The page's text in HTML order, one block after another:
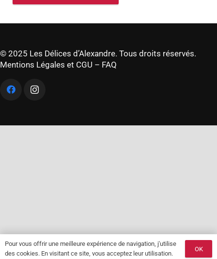
© 2025 Les Délices d’Alexandre. Tous droits réservés.
Mentions Légales et CGU – FAQ
Pour vous offrir une meilleure expérience de navigation, j'utilise
des cookies. En visitant ce site, vous acceptez leur utilisation.
OK